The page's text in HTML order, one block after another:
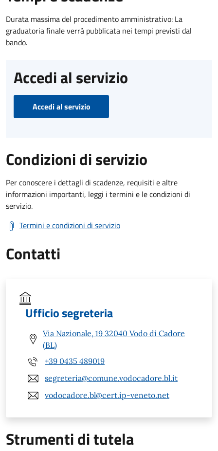
Durata massima del procedimento amministrativo: La
graduatoria finale verrà pubblicata nei tempi previsti dal
bando.
Accedi al servizio
Accedi al servizio
Condizioni di servizio
Per conoscere i dettagli di scadenze, requisiti e altre
informazioni importanti, leggi i termini e le condizioni di
servizio.
Termini e condizioni di servizio
Contatti
Ufficio segreteria
Via Nazionale, 19 32040 Vodo di Cadore
(BL)
+39 0435 489019
segreteria@comune.vodocadore.bl.it
vodocadore.bl@cert.ip-veneto.net
Strumenti di tutela